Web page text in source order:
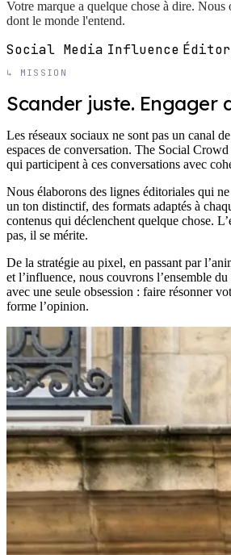
Votre marque a quelque chose à dire. Nous
dont le monde l'entend.
Social Media Influence
↳ MISSION
Scander juste. Engager
Les réseaux sociaux ne sont pas un canal
espaces de conversation. The Social
qui participent à ces conversations avec
Nous élaborons des lignes éditoriales qui
un ton distinctif, des formats adaptés à
contenus qui déclenchent quelque chose.
pas, il se mérite.
De la stratégie au pixel, en passant par
et l’influence, nous couvrons l’ensemble
avec une seule obsession : faire résonner
forme l’opinion.